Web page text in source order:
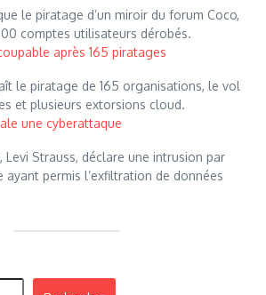
le piratage d’un miroir du forum Coco,
comptes utilisateurs dérobés.
après 165 piratages
le piratage de 165 organisations, le vol
et plusieurs extorsions cloud.
une cyberattaque
Levi Strauss, déclare une intrusion par
ayant permis l’exfiltration de données